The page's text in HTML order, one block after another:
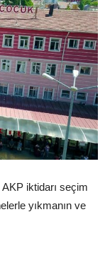
iktidarı seçim
yıkmanın ve